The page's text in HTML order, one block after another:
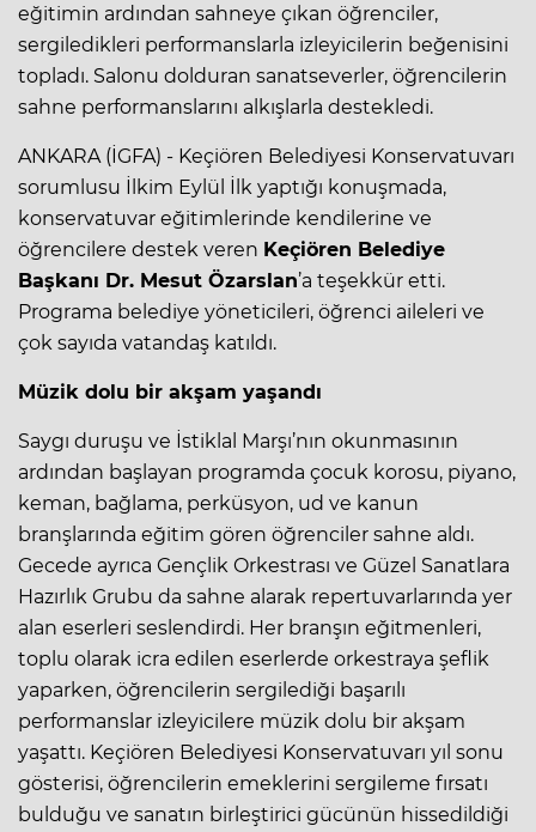
eğitimin ardından sahneye çıkan öğrenciler,
sergiledikleri performanslarla izleyicilerin beğenisini
topladı. Salonu dolduran sanatseverler, öğrencilerin
sahne performanslarını alkışlarla destekledi.
ANKARA (İGFA) - Keçiören Belediyesi Konservatuvarı
sorumlusu İlkim Eylül İlk yaptığı konuşmada,
konservatuvar eğitimlerinde kendilerine ve
öğrencilere destek veren Keçiören Belediye
Başkanı Dr. Mesut Özarslan’a teşekkür etti.
Programa belediye yöneticileri, öğrenci aileleri ve
çok sayıda vatandaş katıldı.
Müzik dolu bir akşam yaşandı
Saygı duruşu ve İstiklal Marşı’nın okunmasının
ardından başlayan programda çocuk korosu, piyano,
keman, bağlama, perküsyon, ud ve kanun
branşlarında eğitim gören öğrenciler sahne aldı.
Gecede ayrıca Gençlik Orkestrası ve Güzel Sanatlara
Hazırlık Grubu da sahne alarak repertuvarlarında yer
alan eserleri seslendirdi. Her branşın eğitmenleri,
toplu olarak icra edilen eserlerde orkestraya şeflik
yaparken, öğrencilerin sergilediği başarılı
performanslar izleyicilere müzik dolu bir akşam
yaşattı. Keçiören Belediyesi Konservatuvarı yıl sonu
gösterisi, öğrencilerin emeklerini sergileme fırsatı
bulduğu ve sanatın birleştirici gücünün hissedildiği